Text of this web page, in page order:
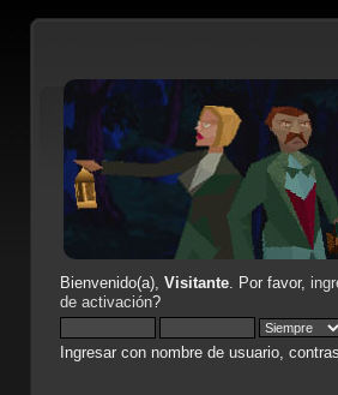
Bienvenido(a), Visitante. Por favor,
de activación?
Ingresar con nombre de usuario,